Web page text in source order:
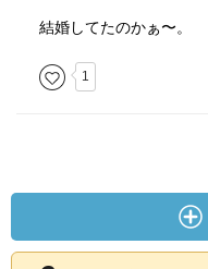
結婚してたのかぁ〜。
1